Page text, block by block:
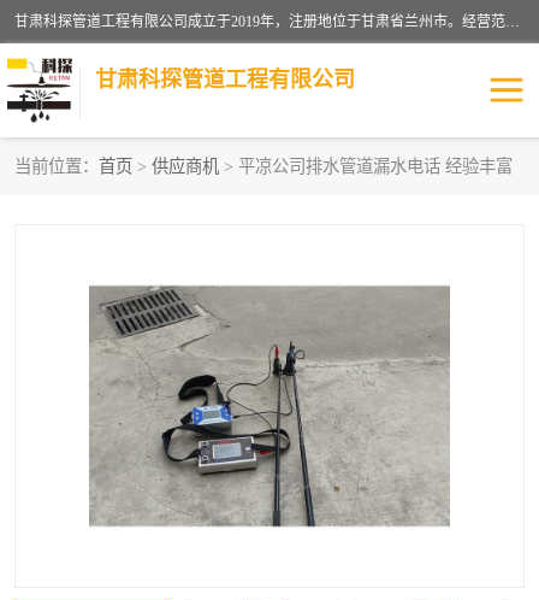
甘肃科探管道工程有限公司成立于2019年，注册地位于甘肃省兰州市。经营范围包括管道安装、清洗、疏通、维修、检测，防水工程，工程钻孔，化粪池清理，暖气安装，给排水管道安装维修，室内外管道如消防、供水、供热管道漏水检测定位，室内外防水堵漏等。
甘肃科探管道工程有限公司
当前位置： 首页 > 供应商机 > 平凉公司排水管道漏水电话 经验丰富
供热管道漏水
自来水管漏水 管道疏通
高压车疏通清淤